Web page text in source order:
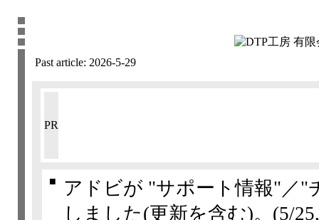
Past article: 2026-5-29
PR
■
アドビが "サポート情報"／"
しました(更新を含む)。 (5/